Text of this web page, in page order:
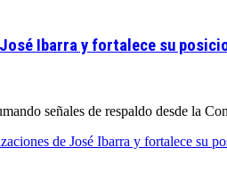
Ibarra y fortalece su
señales de respaldo desde la
de José Ibarra y fortalece su